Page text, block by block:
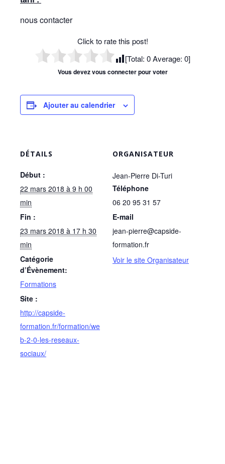
nous contacter
Click to rate this post!
[Total: 0Average: 0]
Vous devez vous connecter pour voter
Ajouter au calendrier
DÉTAILS
Début :
22 mars 2018 à 9 h 00
min
Fin :
23 mars 2018 à 17 h 30
min
Catégorie
d’Évènement:
Formations
Site :
http://capside-
formation.fr/formation/we
b-2-0-les-reseaux-
sociaux/
ORGANISATEUR
Jean-Pierre Di-Turi
Téléphone
06 20 95 31 57
E-mail
jean-pierre@capside-
formation.fr
Voir le site Organisateur